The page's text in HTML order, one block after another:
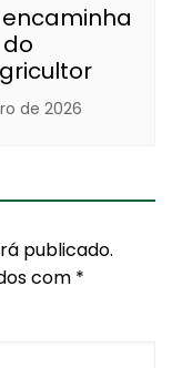
de 2026
publicado.
com *